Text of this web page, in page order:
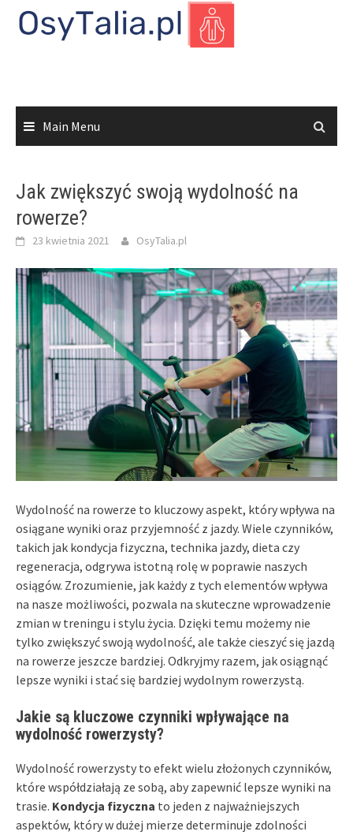
Main Menu
Jak zwiększyć swoją wydolność na
rowerze?
23 kwietnia 2021 OsyTalia.pl
Wydolność na rowerze to kluczowy aspekt, który wpływa na
osiągane wyniki oraz przyjemność z jazdy. Wiele czynników,
takich jak kondycja fizyczna, technika jazdy, dieta czy
regeneracja, odgrywa istotną rolę w poprawie naszych
osiągów. Zrozumienie, jak każdy z tych elementów wpływa
na nasze możliwości, pozwala na skuteczne wprowadzenie
zmian w treningu i stylu życia. Dzięki temu możemy nie
tylko zwiększyć swoją wydolność, ale także cieszyć się jazdą
na rowerze jeszcze bardziej. Odkryjmy razem, jak osiągnąć
lepsze wyniki i stać się bardziej wydolnym rowerzystą.
Jakie są kluczowe czynniki wpływające na
wydolność rowerzysty?
Wydolność rowerzysty to efekt wielu złożonych czynników,
które współdziałają ze sobą, aby zapewnić lepsze wyniki na
trasie. Kondycja fizyczna to jeden z najważniejszych
aspektów, który w dużej mierze determinuje zdolności